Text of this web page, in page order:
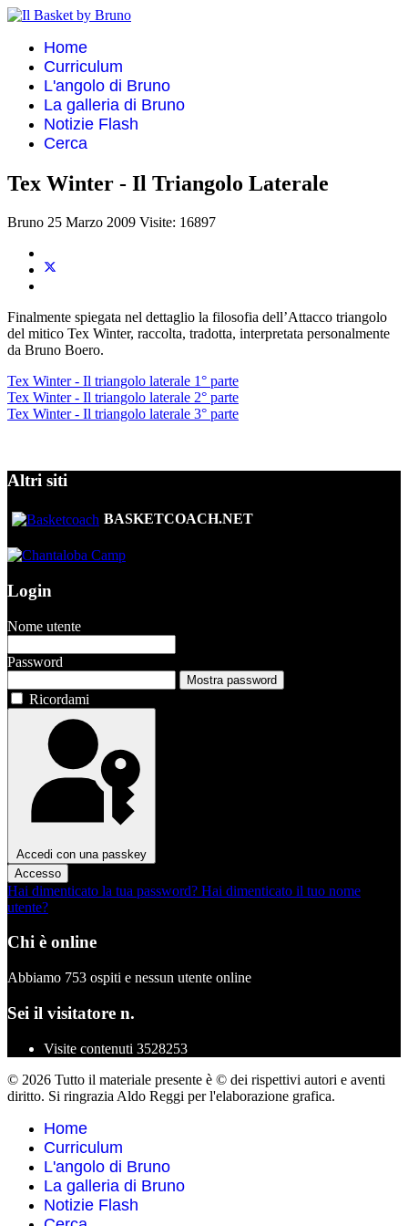
Home
Curriculum
L'angolo di Bruno
La galleria di Bruno
Notizie Flash
Cerca
Tex Winter - Il Triangolo Laterale
Bruno 25 Marzo 2009 Visite: 16897
Finalmente spiegata nel dettaglio la filosofia dell’Attacco triangolo
del mitico Tex Winter, raccolta, tradotta, interpretata personalmente
da Bruno Boero.
Tex Winter - Il triangolo laterale 1° parte
Tex Winter - Il triangolo laterale 2° parte
Tex Winter - Il triangolo laterale 3° parte
Altri siti
BASKETCOACH.NET
Login
Nome utente
Password
Mostra password
Ricordami
Accedi con una passkey
Accesso
Hai dimenticato la tua password? Hai dimenticato il tuo nome
utente?
Chi è online
Abbiamo 753 ospiti e nessun utente online
Sei il visitatore n.
Visite contenuti 3528253
© 2026 Tutto il materiale presente è © dei rispettivi autori e aventi
diritto. Si ringrazia Aldo Reggi per l'elaborazione grafica.
Home
Curriculum
L'angolo di Bruno
La galleria di Bruno
Notizie Flash